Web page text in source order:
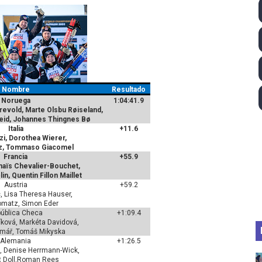
2026 - Las Utah Talons son bicampeonas de la AUSL
2026 (Oklahoma City, Estados Unidos) - Miquel Travé
2026 - Tadej Pogacar entra en el selecto grupo de los
- Lando Norris consigue en Hungría su primera victoria
saltos 2026 (París, Francia) - Bronce para Jorge y Ana
Nombre
Resultado
Noruega
Marte Olsbu Røiseland,
Johannes Thingnes Bø
1:04:41.9
Italia
Dorothea Wierer,
Tommaso Giacomel
+11.6
Francia
Chevalier-Bouchet,
Quentin Fillon Maillet
+55.9
Austria
Lisa Theresa Hauser,
Simon Eder
+59.2
Checa
Markéta Davidová,
Tomáš Mikyska
+1:09.4
Alemania
Denise Herrmann-Wick,
Doll, Roman Rees
+1:26.5